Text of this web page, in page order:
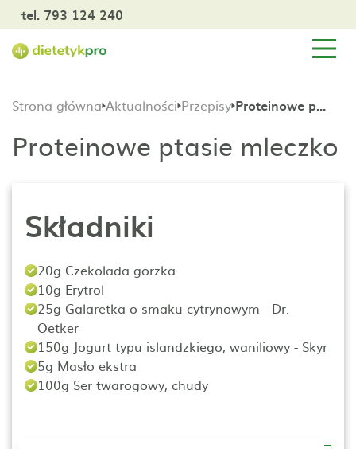
tel. 793 124 240
Strona główna Aktualności Przepisy Proteinowe ptasie mleczko
Proteinowe ptasie mleczko
Składniki
20g Czekolada gorzka
10g Erytrol
25g Galaretka o smaku cytrynowym - Dr.
Oetker
150g Jogurt typu islandzkiego, waniliowy - Skyr
5g Masło ekstra
100g Ser twarogowy, chudy